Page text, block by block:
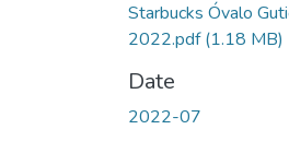
Starbucks Óvalo
2022.pdf(1.18 MB)
Date
2022-07